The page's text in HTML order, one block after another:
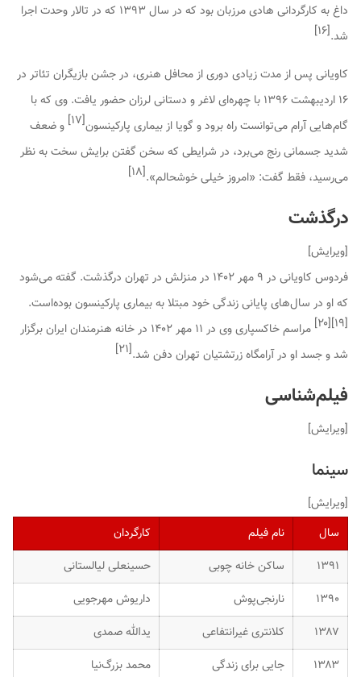
داغ
به کارگردانی هادی مرزبان بود که در سال ۱۳۹۳ که در تالار وحدت اجرا
شد.[۱۶]
کاویانی پس از مدت زیادی دوری از محافل هنری، در جشن بازیگران تئاتر در
۱۶ اردیبهشت ۱۳۹۶ با چهره‌ای لاغر و دستانی لرزان حضور یافت. وی که با
گام‌هایی آرام می‌توانست راه برود و گویا از بیماری پارکینسون[۱۷] و ضعف
شدید جسمانی رنج می‌برد، در شرایطی که سخن گفتن برایش سخت به نظر
می‌رسید، فقط گفت: «امروز خیلی خوشحالم».[۱۸]
درگذشت
[ویرایش]
فردوس کاویانی در ۹ مهر ۱۴۰۲ در منزلش در تهران درگذشت. گفته می‌شود
که او در سال‌های پایانی زندگی خود مبتلا به بیماری پارکینسون بوده‌است.
[۱۹]
[۲۰]
مراسم خاکسپاری وی در ۱۱ مهر ۱۴۰۲ در خانه هنرمندان ایران برگزار
شد و جسد او در آرامگاه زرتشتیان تهران دفن شد.[۲۱]
فیلم‌شناسی
[ویرایش]
سینما
[ویرایش]
سال
نام فیلم
کارگردان
۱۳۹۱
ساکن خانه چوبی
حسینعلی لیالستانی
۱۳۹۰
نارنجی‌پوش
داریوش مهرجویی
۱۳۸۷
کلانتری غیرانتفاعی
یدالله صمدی
۱۳۸۳
جایی برای زندگی محمد بزرگ‌نیا